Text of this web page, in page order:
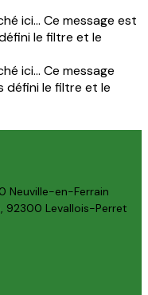
ici... Ce message est
le filtre et le
ici... Ce message
défini le filtre et le
Neuville-en-Ferrain
92300 Levallois-Perret